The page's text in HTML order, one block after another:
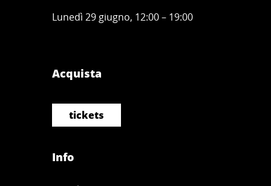
Lunedì 29 giugno, 12:00 – 19:00
Acquista
tickets
Info